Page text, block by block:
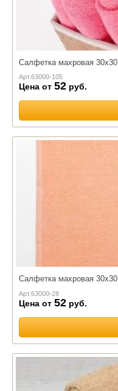
Салфетка махровая
Арт.63000-105
Цена от 52 руб.
Салфетка махровая
Арт.63000-28
Цена от 52 руб.